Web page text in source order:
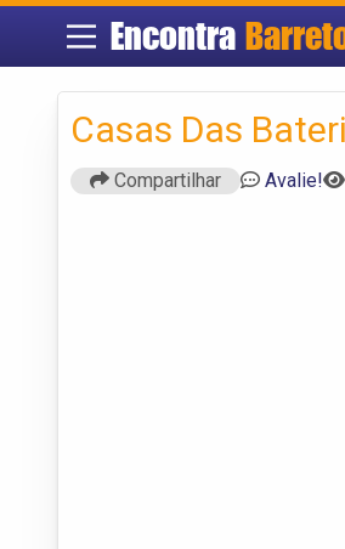
Encontra
Casas Das
Compartilhar Avalie!